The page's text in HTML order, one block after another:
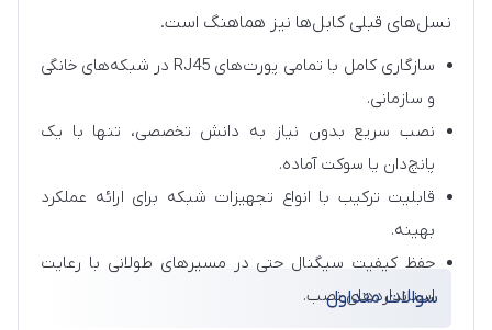
نسل‌های قبلی کابل‌ها نیز هماهنگ است.
سازگاری کامل با تمامی پورت‌های RJ45 در شبکه‌های خانگی
و سازمانی.
نصب سریع بدون نیاز به دانش تخصصی، تنها با یک
پانچ‌دان یا سوکت آماده.
قابلیت ترکیب با انواع تجهیزات شبکه برای ارائه عملکرد
بهینه.
حفظ کیفیت سیگنال حتی در مسیرهای طولانی با رعایت
استانداردهای نصب.
سوالات متداول